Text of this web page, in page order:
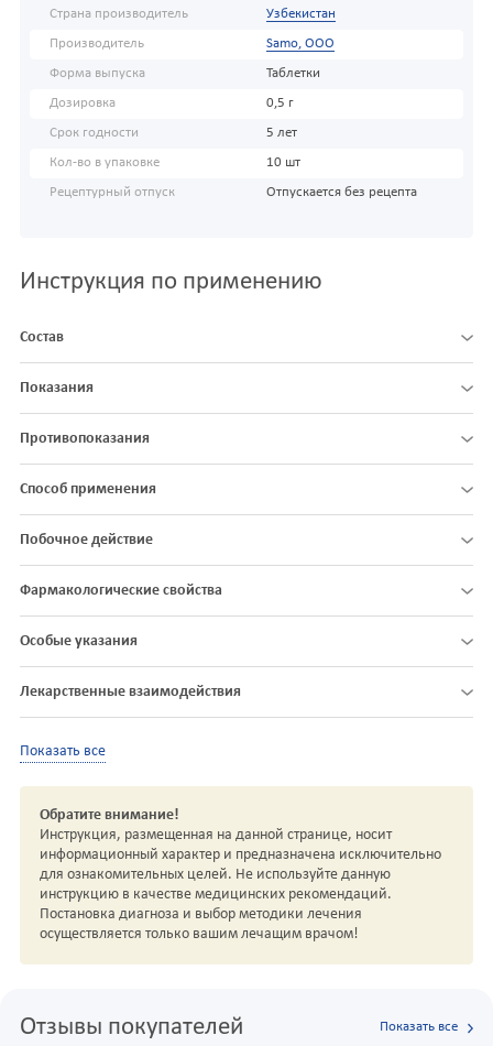
Страна производитель Узбекистан
Производитель Samo, OOO
Форма выпуска Таблетки
Дозировка 0,5 г
Срок годности 5 лет
Кол-во в упаковке 10 шт
Рецептурный отпуск Отпускается без рецепта
Инструкция по применению
Состав
Показания
Противопоказания
Способ применения
Побочное действие
Фармакологические свойства
Особые указания
Лекарственные взаимодействия
Показать все
Обратите внимание!
Инструкция, размещенная на данной странице, носит
информационный характер и предназначена исключительно
для ознакомительных целей. Не используйте данную
инструкцию в качестве медицинских рекомендаций.
Постановка диагноза и выбор методики лечения
осуществляется только вашим лечащим врачом!
Отзывы покупателей Показать все